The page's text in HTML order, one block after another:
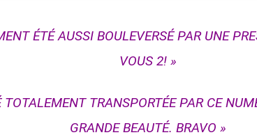
ÉTÉ AUSSI BOULEVERSÉ PAR UNE
VOUS 2! »
TOTALEMENT TRANSPORTÉE PAR CE
GRANDE BEAUTÉ. BRAVO »